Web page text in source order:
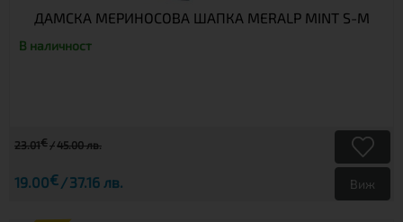
ДАМСКА МЕРИНОСОВА ШАПКА MERALP MINT S-M
В наличност
23.01€ 45.00 лв.
19.00€ 37.16 лв. Виж